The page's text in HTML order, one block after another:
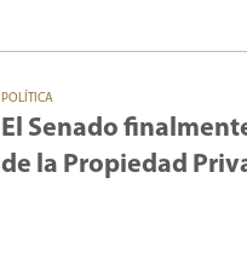
POLÍTICA
El Senado
de la Propiedad